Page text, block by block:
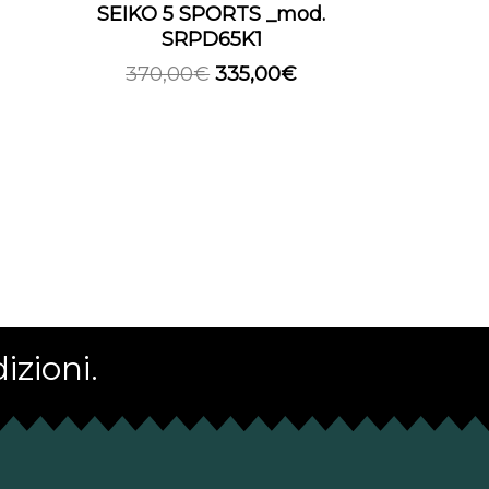
SEIKO 5 SPORTS _mod.
SRPD65K1
370,00€ 335,00€